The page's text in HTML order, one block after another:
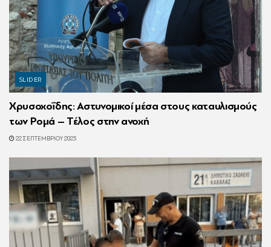
SLIDER
Χρυσοχοΐδης: Αστυνομικοί μέσα στους καταυλισμούς
των Ρομά – Τέλος στην ανοχή
22 ΣΕΠΤΕΜΒΡΊΟΥ 2025